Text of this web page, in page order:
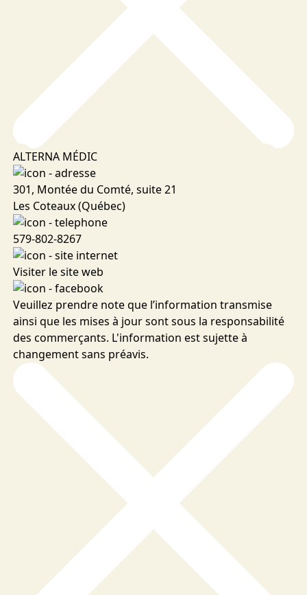
ALTERNA MÉDIC
301, Montée du Comté, suite 21
Les Coteaux (Québec)
579-802-8267
Visiter le site web
Veuillez prendre note que l’information transmise
ainsi que les mises à jour sont sous la responsabilité
des commerçants. L'information est sujette à
changement sans préavis.